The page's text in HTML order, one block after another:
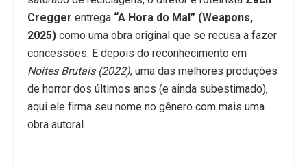
Cregger entrega “A Hora do Mal” (Weapons,
2025) como uma obra original que se recusa a fazer
concessões. E depois do reconhecimento em
Noites Brutais (2022), uma das melhores produções
de horror dos últimos anos (e ainda subestimado),
aqui ele firma seu nome no gênero com mais uma
obra autoral.